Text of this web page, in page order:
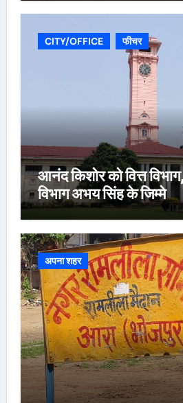
CITY/OFFICE फीचर
आनंद किशोर को वित्त
विभाग अभय सिंह के जिम्मे
अपना शहर